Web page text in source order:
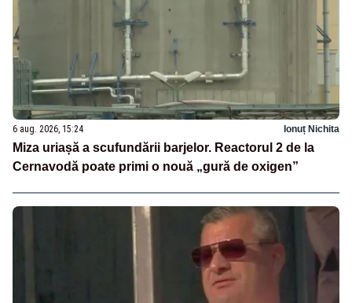
6 aug. 2026, 15:24 Ionuț Nichita
Miza uriașă a scufundării barjelor. Reactorul 2 de la
Cernavodă poate primi o nouă „gură de oxigen”